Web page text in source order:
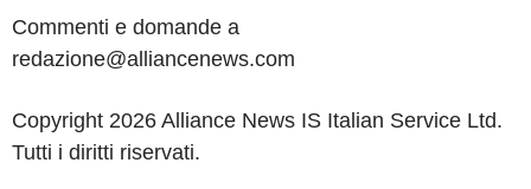
Commenti e domande a
redazione@alliancenews.com
Copyright 2026 Alliance News IS Italian Service Ltd.
Tutti i diritti riservati.